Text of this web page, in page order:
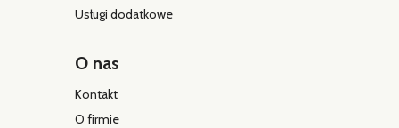
Usługi dodatkowe
O nas
Kontakt
O firmie